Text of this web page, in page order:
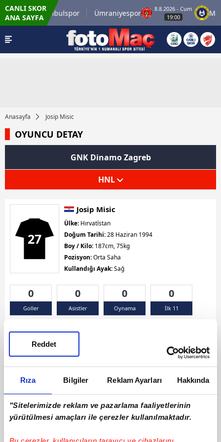
Rıza Bilgiler Reklam Ayarları Hakkında
"Sitelerimizde reklam ve pazarlama faaliyetlerinin
yürütülmesi amaçları ile çerezler kullanılmaktadır.
Reddet
CANLI SKOR
ANA SAYFA
- Cum
İstanbulspor Ümraniyespor
8.8.2026 - Cum
19:00
Anasayfa Josip Misic
OYUNCU DETAY
GNK Dinamo Zagreb
HNL
27
Josip Misic
Ülke: Hırvatístan
Doğum Tarihi:28 Haziran 1994
Boy / Kilo: 187cm, 75kg
Pozisyon:Orta Saha
Kullandığı Ayak:Sağ
0
Goller
0
Asistler
0
Oynama
0
İlk 11